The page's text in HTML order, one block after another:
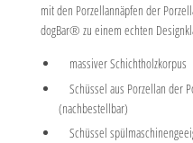
mit den Porzellannäpfen der
dogBar® zu einem echten
massiver Schichtholzkorpus
Schüssel aus Porzellan der
(nachbestellbar)
Schüssel